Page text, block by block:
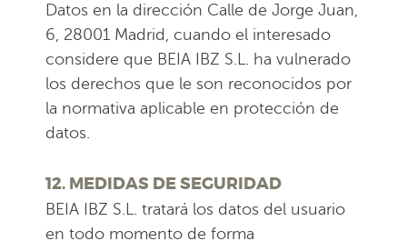
Datos en la dirección Calle de Jorge Juan,
6, 28001 Madrid, cuando el interesado
considere que BEIA IBZ S.L. ha vulnerado
los derechos que le son reconocidos por
la normativa aplicable en protección de
datos.
12. MEDIDAS DE SEGURIDAD
BEIA IBZ S.L. tratará los datos del usuario
en todo momento de forma